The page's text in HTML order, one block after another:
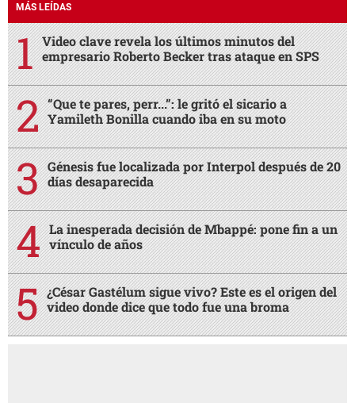
MÁS LEÍDAS
Video clave revela los últimos minutos del
empresario Roberto Becker tras ataque en SPS
“Que te pares, perr...”: le gritó el sicario a
Yamileth Bonilla cuando iba en su moto
Génesis fue localizada por Interpol después de 20
días desaparecida
La inesperada decisión de Mbappé: pone fin a un
vínculo de años
¿César Gastélum sigue vivo? Este es el origen del
video donde dice que todo fue una broma